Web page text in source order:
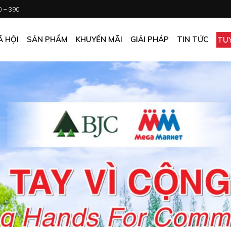
– 390
HỘI SẢN PHẨM KHUYẾN MÃI
CHƯƠNG TRÌNH KHUYẾN MÃI
MUA ONLINE GIÁ TỐT
GIÁ TỐT CHO DOANH NGHIỆP
GIẢI PHÁP
KHÁCH SẠN
CĂN TIN
VĂN PHÒNG
TẠP HÓA
TIN TỨC
CHƯƠNG TRÌNH KHUYẾN MÃI
ẤN PHẨM KHUYẾN MÃI
GIÁ TỐT CHO DOANH NGHIỆP
KHÁCH SẠN
NHÀ HÀNG
VĂN PHÒNG
NHÀ MÁY
TẠP HÓA